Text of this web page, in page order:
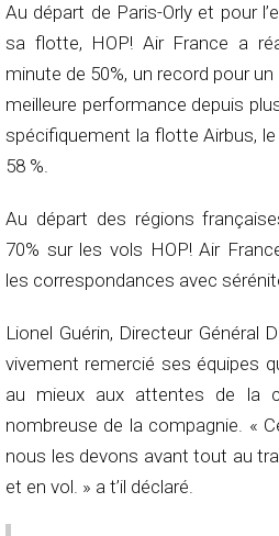
Au départ de Paris-Orly et pour
sa flotte, HOP! Air France a
minute de 50%, un record pour
meilleure performance depuis
spécifiquement la flotte Airbus,
58 %.
Au départ des régions
70% sur les vols HOP! Air
les correspondances avec
Lionel Guérin, Directeur Général
vivement remercié ses équipes
au mieux aux attentes de la
nombreuse de la compagnie. «
nous les devons avant tout au
et en vol. » a t’il déclaré.